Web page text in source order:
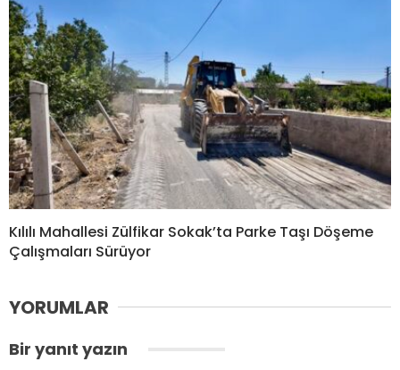
Kılılı Mahallesi Zülfikar Sokak’ta Parke Taşı Döşeme
Çalışmaları Sürüyor
YORUMLAR
Bir yanıt yazın